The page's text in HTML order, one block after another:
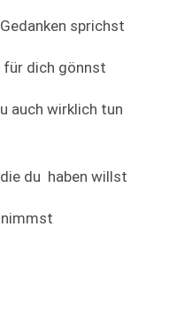
sprichst
für dich gönnst
auch wirklich tun
du haben willst
nimmst